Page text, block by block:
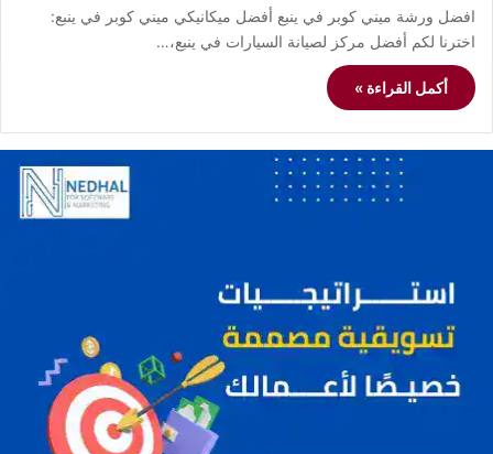
افضل ورشة ميني كوبر في ينبع أفضل ميكانيكي ميني كوبر في ينبع:
اخترنا لكم أفضل مركز لصيانة السيارات في ينبع،…
أكمل القراءة »